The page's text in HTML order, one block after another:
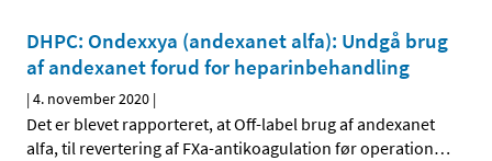
DHPC: Ondexxya (andexanet alfa): Undgå brug
af andexanet forud for heparinbehandling
|4. november 2020 |
Det er blevet rapporteret, at Off-label brug af andexanet
alfa, til revertering af FXa-antikoagulation før operation…